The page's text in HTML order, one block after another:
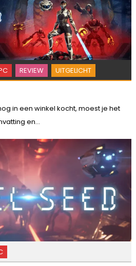
REVIEW UITGELICHT
in een winkel kocht, moest je het
en...